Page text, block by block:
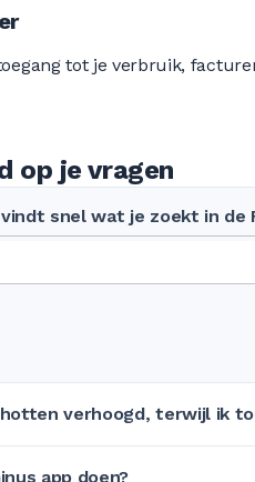
tot je verbruik,
op je vragen
snel wat je zoekt in de
verhoogd, terwijl ik
app doen?